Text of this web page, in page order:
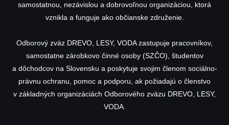
samostatnou, nezávislou a dobrovoľnou organizáciou, ktorá
vznikla a funguje ako občianske združenie.
Odborový zväz DREVO, LESY, VODA zastupuje pracovníkov,
samostatne zárobkovo činné osoby (SZČO), študentov
a dôchodcov na Slovensku a poskytuje svojim členom sociálno-
právnu ochranu, pomoc a podporu, ak požiadajú o členstvo
v základných organizáciách Odborového zväzu DREVO, LESY,
VODA.